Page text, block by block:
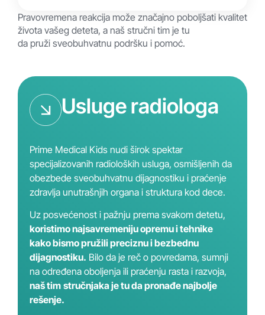
Pravovremena reakcija može značajno poboljšati kvalitet
života vašeg deteta, a naš stručni tim je tu
da pruži sveobuhvatnu podršku i pomoć.
Usluge radiologa
Prime Medical Kids nudi širok spektar
specijalizovanih radioloških usluga, osmišljenih da
obezbede sveobuhvatnu dijagnostiku i praćenje
zdravlja unutrašnjih organa i struktura kod dece.
Uz posvećenost i pažnju prema svakom detetu,
koristimo najsavremeniju opremu i tehnike
kako bismo pružili preciznu i bezbednu
dijagnostiku. Bilo da je reč o povredama, sumnji
na određena oboljenja ili praćenju rasta i razvoja,
naš tim stručnjaka je tu da pronađe najbolje
rešenje.